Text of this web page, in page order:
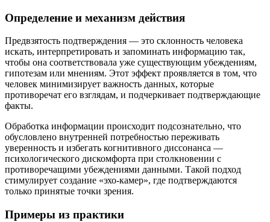
Определение и механизм действия
Предвзятость подтверждения — это склонность человека
искать, интерпретировать и запоминать информацию так,
чтобы она соответствовала уже существующим убеждениям,
гипотезам или мнениям. Этот эффект проявляется в том, что
человек минимизирует важность данных, которые
противоречат его взглядам, и подчеркивает подтверждающие
факты.
Обработка информации происходит подсознательно, что
обусловлено внутренней потребностью переживать
уверенность и избегать когнитивного диссонанса —
психологического дискомфорта при столкновении с
противоречащими убеждениями данными. Такой подход
стимулирует создание «эхо-камер», где подтверждаются
только принятые точки зрения.
Примеры из практики